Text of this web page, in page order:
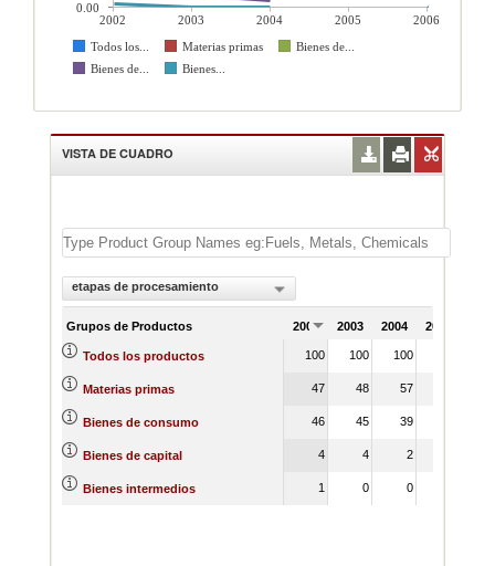
2002 2003 2004 2005
2006
Todos los...
Materias primas
Bienes de...
Bienes de...
Bienes...
0.00
VISTA DE CUADRO
etapas de procesamiento
Grupos de Productos 2002 2003 2004 2005
Todos los productos 100 100 100
Materias primas 47 48 57
Bienes de consumo 46 45 39
Bienes de capital 4 4 2
Bienes intermedios 1 0 0